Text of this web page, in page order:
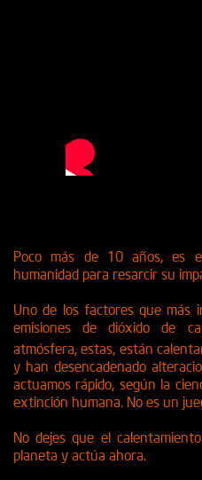
Poco más de 10 años, es
humanidad para resarcir su
Uno de los factores que más
emisiones de dióxido de
atmósfera, estas, están
y han desencadenado
actuamos rápido, según la
extinción humana. No es un
No dejes que el
planeta y actúa ahora.